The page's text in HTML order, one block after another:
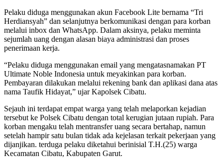
Pelaku diduga menggunakan akun Facebook Lite bernama “Tri
Herdiansyah” dan selanjutnya berkomunikasi dengan para korban
melalui inbox dan WhatsApp. Dalam aksinya, pelaku meminta
sejumlah uang dengan alasan biaya administrasi dan proses
penerimaan kerja.
“Pelaku diduga menggunakan email yang mengatasnamakan PT
Ultimate Noble Indonesia untuk meyakinkan para korban.
Pembayaran dilakukan melalui rekening bank dan aplikasi dana atas
nama Taufik Hidayat,” ujar Kapolsek Cibatu.
Sejauh ini terdapat empat warga yang telah melaporkan kejadian
tersebut ke Polsek Cibatu dengan total kerugian jutaan rupiah. Para
korban mengaku telah mentransfer uang secara bertahap, namun
setelah hampir satu bulan tidak ada kejelasan terkait pekerjaan yang
dijanjikan. terduga pelaku diketahui berinisial T.H.(25) warga
Kecamatan Cibatu, Kabupaten Garut.